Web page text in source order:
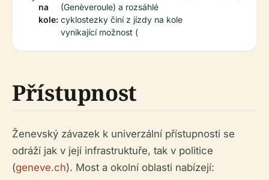
na
kole:
(Genèveroule) a rozsáhlé
cyklostezky činí z jízdy na kole
vynikající možnost (
Přístupnost
Ženevský závazek k univerzální přístupnosti se
odráží jak v její infrastruktuře, tak v politice
(geneve.ch). Most a okolní oblasti nabízejí: